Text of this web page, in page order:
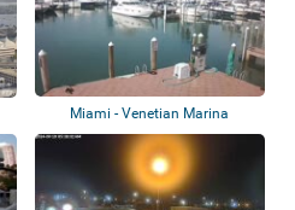
Miami - Venetian Marina